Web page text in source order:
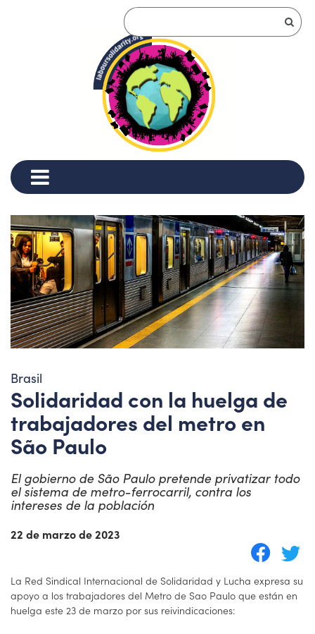
Brasil
Solidaridad con la huelga de
trabajadores del metro en
São Paulo
El gobierno de São Paulo pretende privatizar todo
el sistema de metro-ferrocarril, contra los
intereses de la población
22 de marzo de 2023
La Red Sindical Internacional de Solidaridad y Lucha expresa su
apoyo a los trabajadores del Metro de Sao Paulo que están en
huelga este 23 de marzo por sus reivindicaciones: